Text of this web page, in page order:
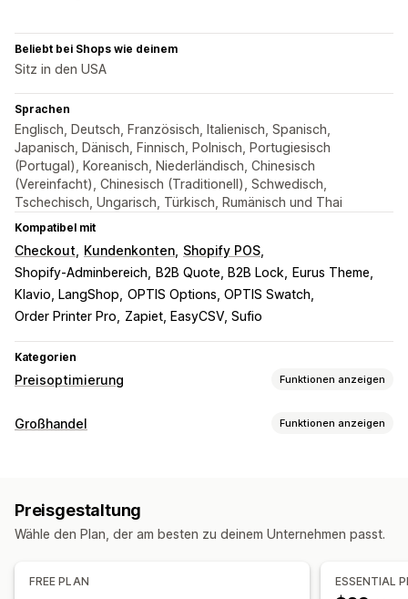
Beliebt bei Shops wie deinem
Sitz in den USA
Sprachen
Englisch, Deutsch, Französisch, Italienisch, Spanisch,
Japanisch, Dänisch, Finnisch, Polnisch, Portugiesisch
(Portugal), Koreanisch, Niederländisch, Chinesisch
(Vereinfacht), Chinesisch (Traditionell), Schwedisch,
Tschechisch, Ungarisch, Türkisch, Rumänisch und Thai
Kompatibel mit
Checkout Kundenkonten Shopify POS
Shopify-Adminbereich
B2B Quote, B2B Lock
Eurus Theme
Klavio, LangShop OPTIS Options, OPTIS Swatch
Order Printer Pro
Zapiet, EasyCSV, Sufio
Kategorien
Preisoptimierung Funktionen anzeigen
Management der Preisgestaltung
Automatische Anpassung
Berichte Dashboards
Großhandel Funktionen anzeigen
Preisstaffelung Mengenrabatte
Steuerbefreiungen Nettobedingungen
Login für Großhandel
Preisgestaltung
Wähle den Plan, der am besten zu deinem Unternehmen passt.
FREE PLAN ESSENTIAL